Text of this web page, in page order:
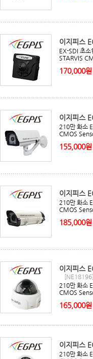
이지피스
EX-SDI 초
STARVIS
170,000
이지피스
210만 화소
CMOS
155,000
이지피스
210만 화소
CMOS
185,000
이지피스
[NE18196]
210만 화소
CMOS
165,000
이지피스
210만 화소